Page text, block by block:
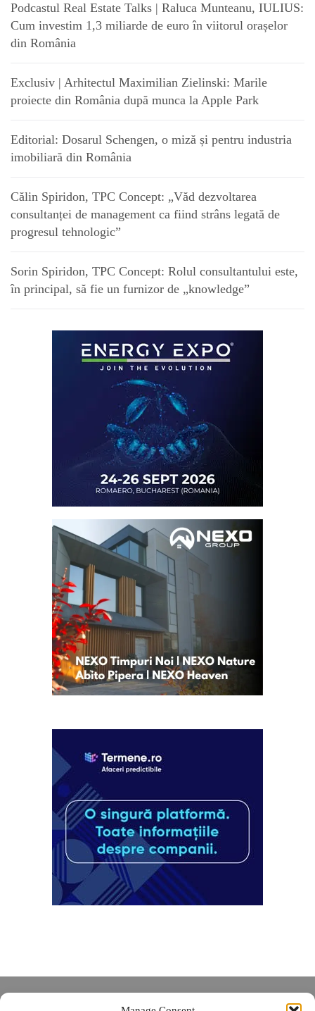
Podcastul Real Estate Talks | Raluca Munteanu, IULIUS:
Cum investim 1,3 miliarde de euro în viitorul orașelor
din România
Exclusiv | Arhitectul Maximilian Zielinski: Marile
proiecte din România după munca la Apple Park
Editorial: Dosarul Schengen, o miză și pentru industria
imobiliară din România
Călin Spiridon, TPC Concept: „Văd dezvoltarea
consultanței de management ca fiind strâns legată de
progresul tehnologic”
Sorin Spiridon, TPC Concept: Rolul consultantului este,
în principal, să fie un furnizor de „knowledge”